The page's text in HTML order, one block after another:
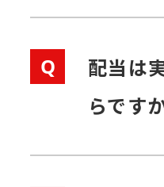
Q
配当は
らです